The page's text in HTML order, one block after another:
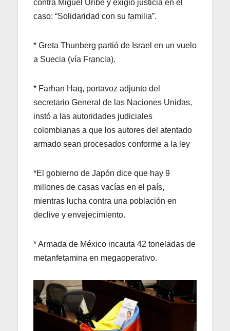
contra Miguel Uribe y exigió justicia en el
caso: “Solidaridad con su familia”.
* Greta Thunberg partió de Israel en un vuelo
a Suecia (vía Francia).
* Farhan Haq, portavoz adjunto del
secretario General de las Naciones Unidas,
instó a las autoridades judiciales
colombianas a que los autores del atentado
armado sean procesados conforme a la ley
*El gobierno de Japón dice que hay 9
millones de casas vacías en el país,
mientras lucha contra una población en
declive y envejecimiento.
* Armada de México incauta 42 toneladas de
metanfetamina en megaoperativo.